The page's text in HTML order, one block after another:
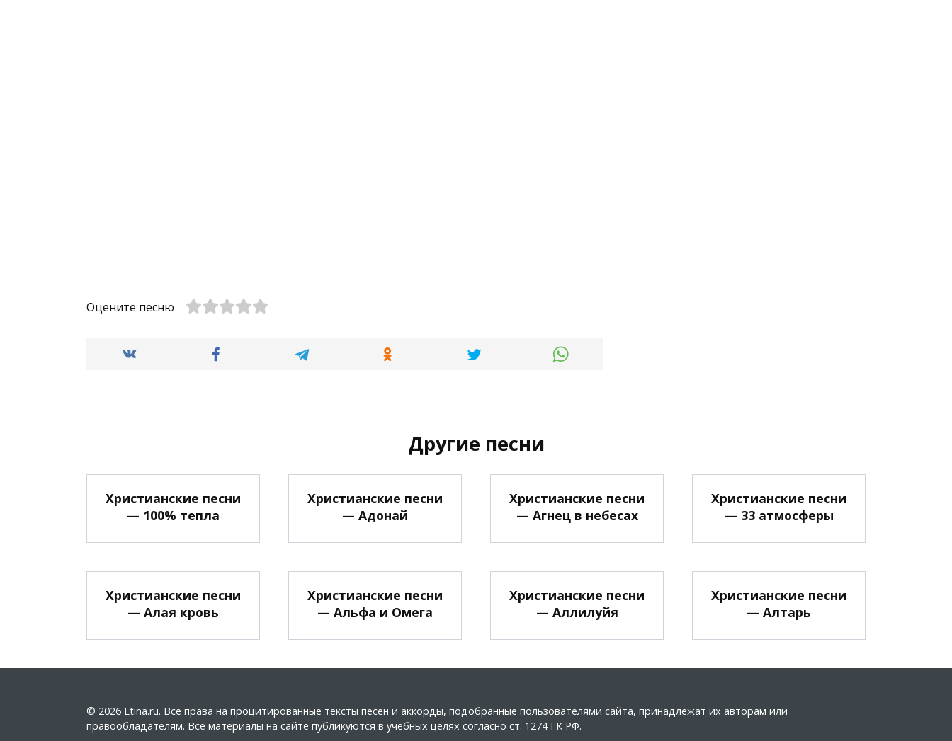
Оцените песню
Другие песни
Христианские песни
— 100% тепла
Христианские песни
— Адонай
Христианские песни
— Агнец в небесах
Христианские песни
— 33 атмосферы
Христианские песни
— Алая кровь
Христианские песни
— Альфа и Омега
Христианские песни
— Аллилуйя
Христианские песни
— Алтарь
© 2026 Etina.ru. Все права на процитированные тексты песен и аккорды, подобранные пользователями сайта, принадлежат их авторам или
правообладателям. Все материалы на сайте публикуются в учебных целях согласно ст. 1274 ГК РФ.